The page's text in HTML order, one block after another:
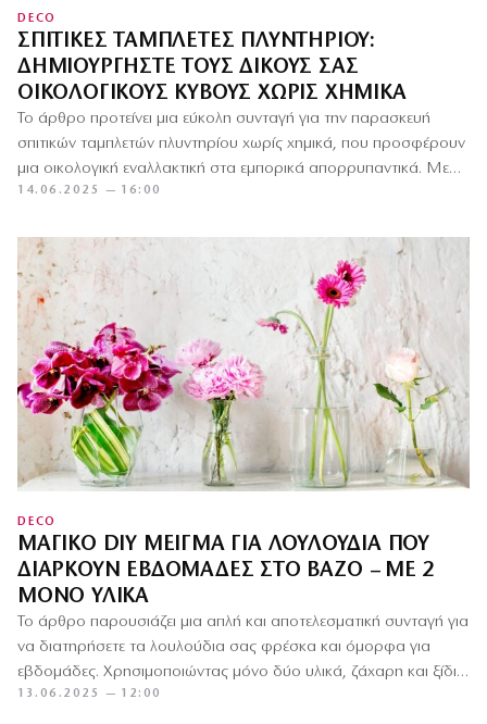
DECO
ΣΠΙΤΙΚΈΣ ΤΑΜΠΛΈΤΕΣ ΠΛΥΝΤΗΡΊΟΥ:
ΔΗΜΙΟΥΡΓΉΣΤΕ ΤΟΥΣ ΔΙΚΟΎΣ ΣΑΣ
ΟΙΚΟΛΟΓΙΚΟΎΣ ΚΎΒΟΥΣ ΧΩΡΊΣ ΧΗΜΙΚΆ
Το άρθρο προτείνει μια εύκολη συνταγή για την παρασκευή
σπιτικών ταμπλετών πλυντηρίου χωρίς χημικά, που προσφέρουν
μια οικολογική εναλλακτική στα εμπορικά απορρυπαντικά. Με
απλά υλικά όπως…
14.06.2025 — 16:00
DECO
ΜΑΓΙΚΌ DIY ΜΕΊΓΜΑ ΓΙΑ ΛΟΥΛΟΎΔΙΑ ΠΟΥ
ΔΙΑΡΚΟΎΝ ΕΒΔΟΜΆΔΕΣ ΣΤΟ ΒΆΖΟ – ΜΕ 2
ΜΌΝΟ ΥΛΙΚΆ
Το άρθρο παρουσιάζει μια απλή και αποτελεσματική συνταγή για
να διατηρήσετε τα λουλούδια σας φρέσκα και όμορφα για
εβδομάδες. Χρησιμοποιώντας μόνο δύο υλικά, ζάχαρη και ξίδι,
…
13.06.2025 — 12:00